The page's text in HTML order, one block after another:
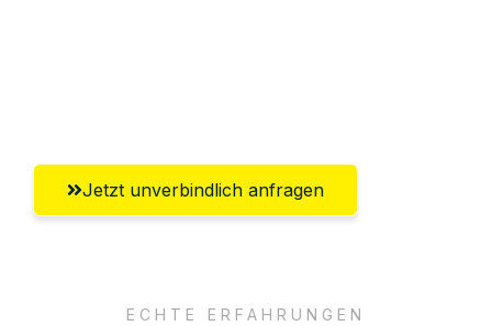
Jetzt unverbindlich anfragen
ECHTE ERFAHRUNGEN